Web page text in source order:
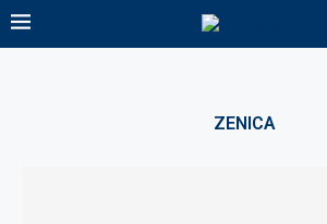
ZENICA